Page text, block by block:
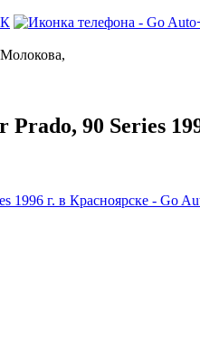
90 Series